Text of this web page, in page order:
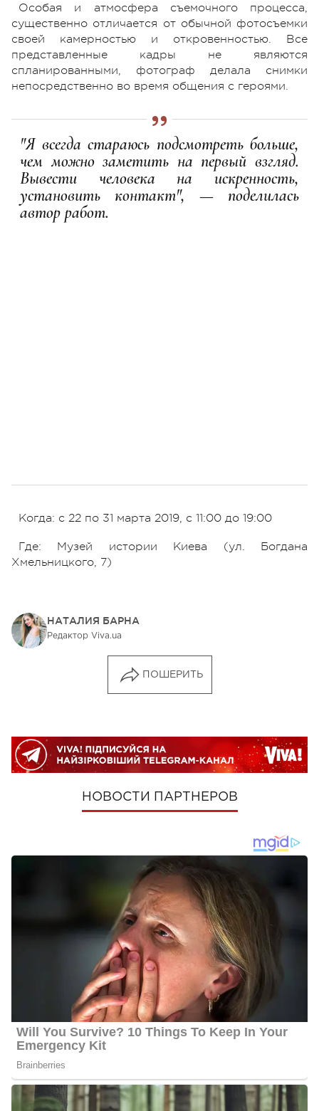
Особая и атмосфера съемочного процесса,
существенно отличается от обычной фотосъемки
своей камерностью и откровенностью. Все
представленные кадры не являются
спланированными, фотограф делала снимки
непосредственно во время общения с героями.
"Я всегда стараюсь подсмотреть больше,
чем можно заметить на первый взгляд.
Вывести человека на искренность,
установить контакт", — поделилась
автор работ.
Когда: с 22 по 31 марта 2019, с 11:00 до 19:00
Где: Музей истории Киева (ул. Богдана
Хмельницкого, 7)
НАТАЛИЯ БАРНА
Редактор Viva.ua
ПОШЕРИТЬ
НОВОСТИ ПАРТНЕРОВ